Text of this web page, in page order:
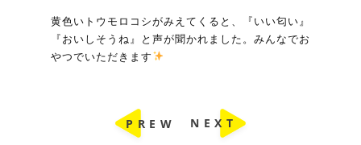
黄色いトウモロコシがみえてくると、『いい匂い』
『おいしそうね』と声が聞かれました。みんなでお
やつでいただきます